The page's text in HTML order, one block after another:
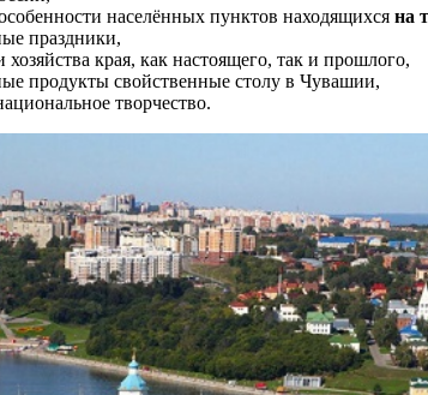
населённых пунктов находящихсяна
праздники,
края, как настоящего, так и прошлого,
продукты свойственные столу в Чувашии,
творчество.